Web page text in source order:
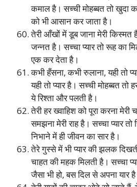
कमाल है। सच्ची मोहब्बत तो खुदा
को भी आसान कर जाता है।
तेरी आँखों में डूब जाना मेरी किस्मत
जन्नत है। सच्चा प्यार तो रूह का
एक कर देता है।
कभी हँसना, कभी रुलाना, यही तो
यही तो प्यार है। सच्ची मोहब्बत
ये रिश्ता और पलती है।
तेरी हर ख्वाहिश को पूरा करना मेरी
समझना मेरी राह है। सच्चा प्यार
निभाने में ही जीवन का सार है।
तेरे गुस्से में भी प्यार की झलक
चाहत की महक मिलती है। सच्चा
जैसा भी हो, बस दिल से अपना यार